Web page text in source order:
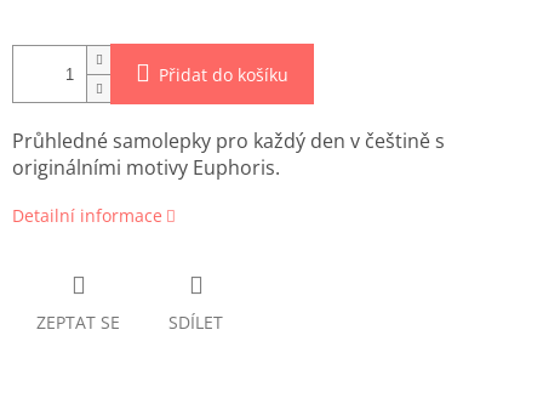
Přidat do košíku
Průhledné samolepky pro každý den v češtině s
originálními motivy Euphoris.
Detailní informace
ZEPTAT SE SDÍLET